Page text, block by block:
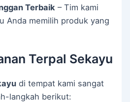
Terbaik – Tim kami
Anda memilih produk yang
Terpal Sekayu
di tempat kami sangat
langkah berikut: